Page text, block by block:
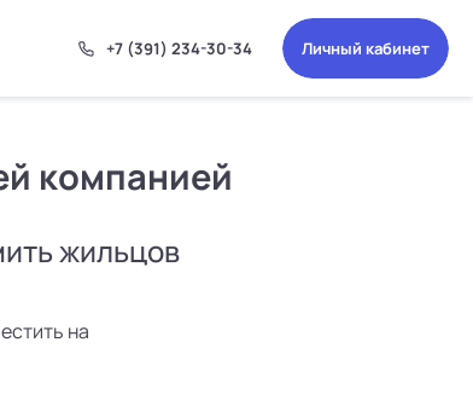
+7 (391) 234-30-34 Личный кабинет
компанией
жильцов
на